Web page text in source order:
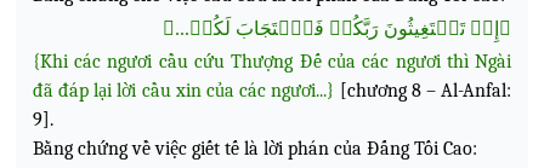
﴿إِذۡ تَسۡتَغِيثُونَ رَبَّكُمۡ فَٱسۡتَجَابَ لَكُمۡ...﴾
{Khi các ngươi cầu cứu Thượng Đế của các ngươi thì Ngài
đã đáp lại lời cầu xin của các ngươi...} [chương 8 – Al-Anfal:
9].
Bằng chứng về việc giết tế là lời phán của Đấng Tối Cao: